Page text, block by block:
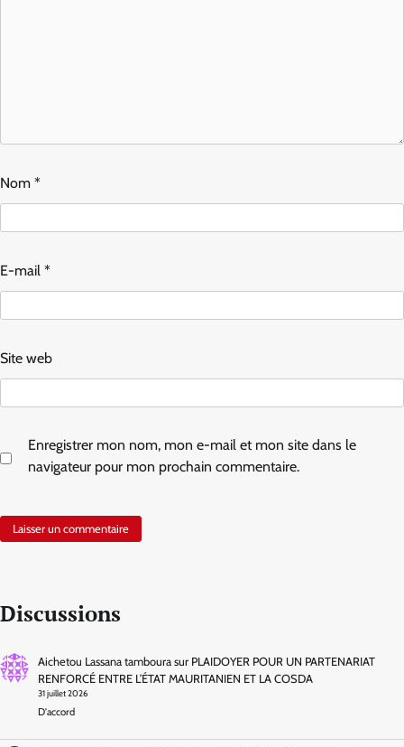
Nom *
E-mail *
Site web
Enregistrer mon nom, mon e-mail et mon site dans le
navigateur pour mon prochain commentaire.
Discussions
Aichetou Lassana tambourasur PLAIDOYER POUR UN PARTENARIAT
RENFORCÉ ENTRE L’ÉTAT MAURITANIEN ET LA COSDA
31 juillet 2026
D'accord